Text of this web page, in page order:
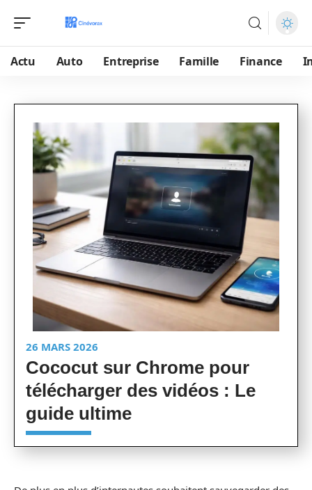
Actu Auto Entreprise Famille Finance
26 MARS 2026
Cococut sur Chrome pour
télécharger des vidéos : Le
guide ultime